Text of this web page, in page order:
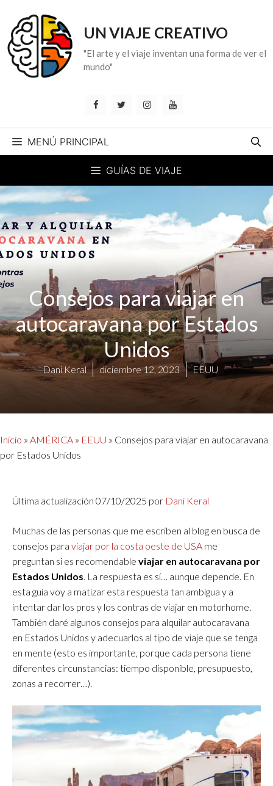
contenido
UN VIAJE CREATIVO
"El arte y el viaje inventan una forma de ver el
mundo"
MENÚ PRINCIPAL
GUÍAS DE VIAJE
Consejos para viajar en
autocaravana por Estados
Unidos
Dani Keral diciembre 12, 2023 EEUU
Inicio » AMÉRICA » EEUU » Consejos para viajar en autocaravana
por Estados Unidos
Última actualización 07/10/2025 por Dani Keral
Muchas de las personas que me escriben al blog en busca de
consejos para viajar por la costa oeste de USA me
preguntan si es recomendable viajar en autocaravana por
Estados Unidos . La respuesta es sí… aunque depende. En
esta guía voy a matizar esta respuesta tan ambigua y a
intentar dar los pros y los contras de viajar en motorhome.
También daré algunos consejos para alquilar autocaravana
en Estados Unidos y adecuarlos al tipo de viaje que se tenga
en mente (esto es importante, porque cada persona tiene
diferentes circunstancias: tiempo disponible, presupuesto,
zonas a recorrer…).